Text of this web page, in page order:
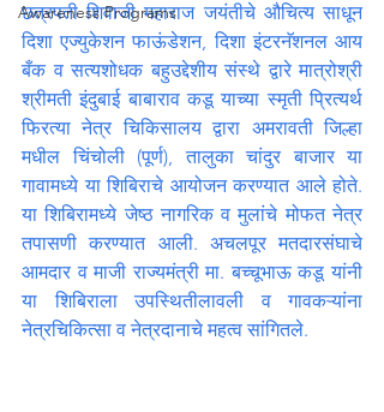
Awareness Programs
छत्रपती शिवाजी महाराज जयंतीचे औचित्य साधून
दिशा एज्युकेशन फाऊंडेशन, दिशा इंटरनॅशनल आय
बँक व सत्यशोधक बहुउद्देशीय संस्थे द्वारे मात्रोश्री
श्रीमती इंदुबाई बाबाराव कडू याच्या स्मृती प्रित्यर्थ
फिरत्या नेत्र चिकिसालय द्वारा अमरावती जिल्हा
मधील चिंचोली (पूर्ण), तालुका चांदुर बाजार या
गावामध्ये या शिबिराचे आयोजन करण्यात आले होते.
या शिबिरामध्ये जेष्ठ नागरिक व मुलांचे मोफत नेत्र
तपासणी करण्यात आली. अचलपूर मतदारसंघाचे
आमदार व माजी राज्यमंत्री मा. बच्चूभाऊ कडू यांनी
या शिबिराला उपस्थितीलावली व गावकऱ्यांना
नेत्रचिकित्सा व नेत्रदानाचे महत्व सांगितले.